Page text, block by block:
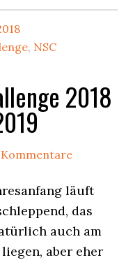
, NSC
2018
Kommentare
läuft
das
auch am
aber eher